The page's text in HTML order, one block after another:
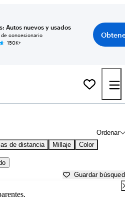
Autos nuevos y usados
de concesionario
150K+
Ordenar
de distancia Millaje Color
Guardar